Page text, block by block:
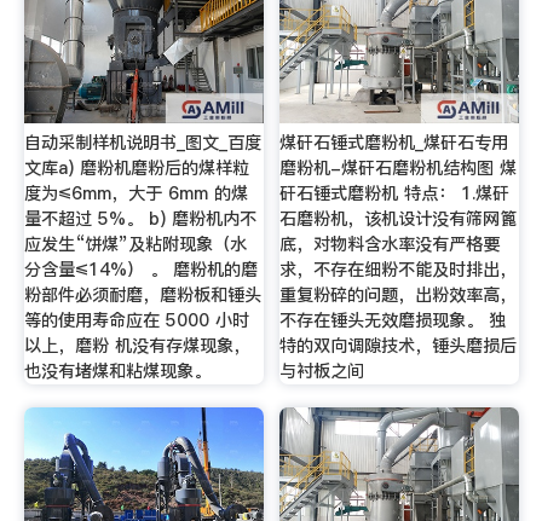
自动采制样机说明书_图文_百度
文库a) 磨粉机磨粉后的煤样粒
度为≤6mm，大于 6mm 的煤
量不超过 5%。 b) 磨粉机内不
应发生“饼煤”及粘附现象（水
分含量≤14%） 。 磨粉机的磨
粉部件必须耐磨，磨粉板和锤头
等的使用寿命应在 5000 小时
以上，磨粉 机没有存煤现象，
也没有堵煤和粘煤现象。
煤矸石锤式磨粉机_煤矸石专用
磨粉机-煤矸石磨粉机结构图 煤
矸石锤式磨粉机 特点： 1.煤矸
石磨粉机，该机设计没有筛网篦
底，对物料含水率没有严格要
求，不存在细粉不能及时排出，
重复粉碎的问题，出粉效率高，
不存在锤头无效磨损现象。 独
特的双向调隙技术，锤头磨损后
与衬板之间